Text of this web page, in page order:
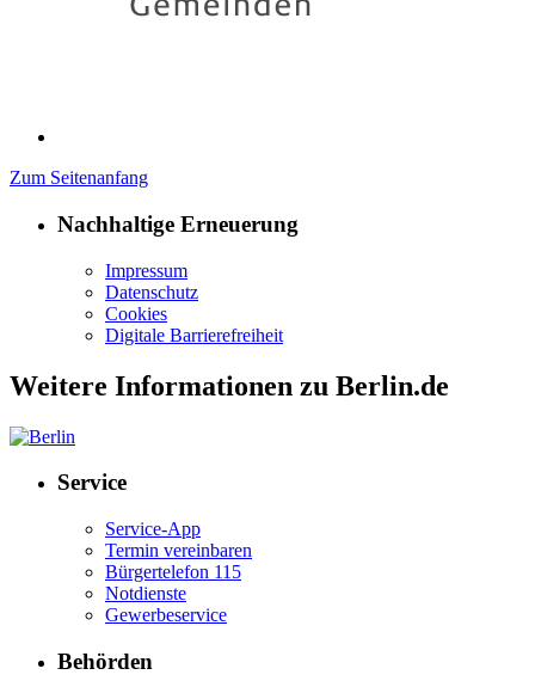
Zum Seitenanfang
Nachhaltige Erneuerung
Impressum
Datenschutz
Cookies
Digitale Barrierefreiheit
Weitere Informationen zu Berlin.de
Service
Service-App
Termin vereinbaren
Bürgertelefon 115
Notdienste
Gewerbeservice
Behörden